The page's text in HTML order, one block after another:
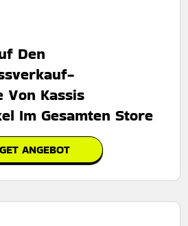
Den
Von Kassis
Im Gesamten Store
GET ANGEBOT